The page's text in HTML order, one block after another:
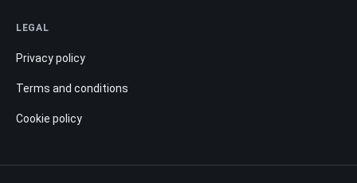
LEGAL
Privacy policy
Terms and conditions
Cookie policy